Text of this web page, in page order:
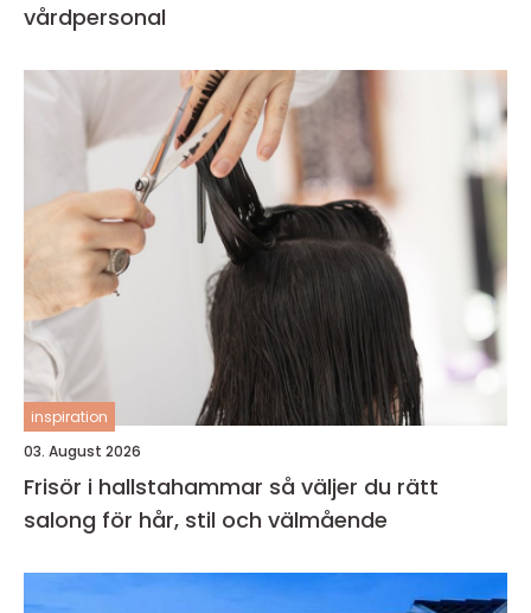
vårdpersonal
inspiration
03. August 2026
Frisör i hallstahammar så väljer du rätt
salong för hår, stil och välmående